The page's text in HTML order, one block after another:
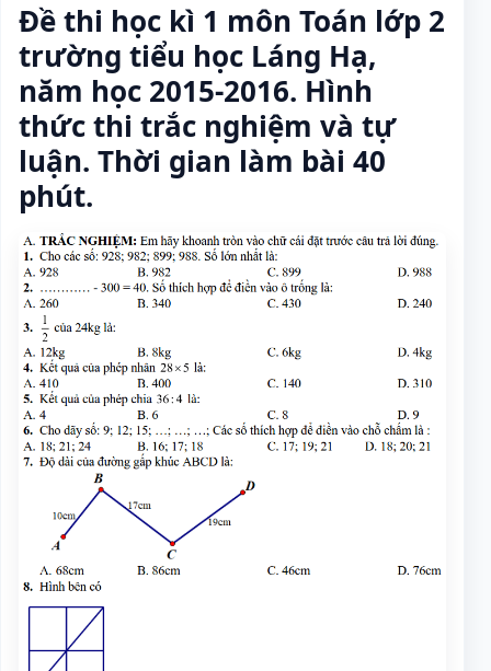
Đề thi học kì 1 môn Toán lớp 2
trường tiểu học Láng Hạ,
năm học 2015-2016. Hình
thức thi trắc nghiệm và tự
luận. Thời gian làm bài 40
phút.